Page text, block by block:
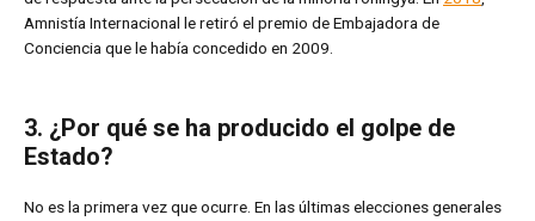
Amnistía Internacional le retiró el premio de Embajadora de
Conciencia que le había concedido en 2009.
3. ¿Por qué se ha producido el golpe de
Estado?
No es la primera vez que ocurre. En las últimas elecciones generales